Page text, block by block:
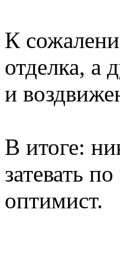
К
отделка, а
и
В итоге:
затевать
оптимист.